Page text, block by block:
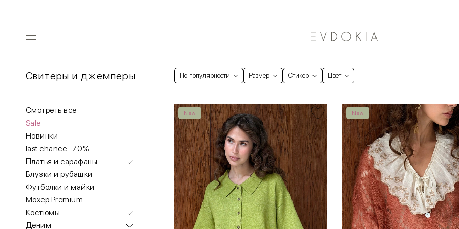
Свитеры и джемперы По популярности Размер Стикер Цвет
Смотреть все
Sale
Новинки
last chance -70%
Платья и сарафаны
Блузки и рубашки
Футболки и майки
Мохер Premium
Костюмы
Деним
New New